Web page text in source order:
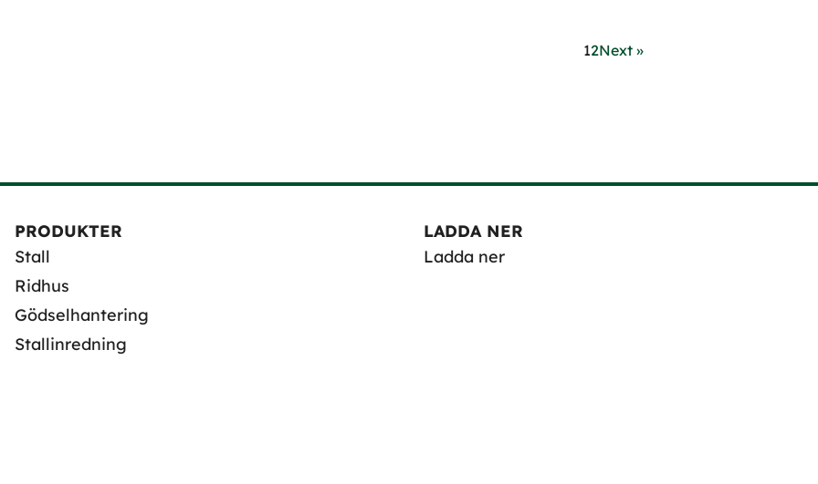
12Next »
PRODUKTER
Stall
Ridhus
Gödselhantering
Stallinredning
LADDA NER
Ladda ner